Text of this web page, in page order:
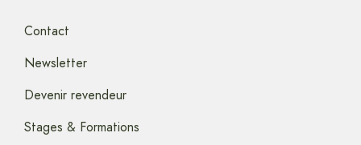
Contact
Newsletter
Devenir revendeur
Stages & Formations